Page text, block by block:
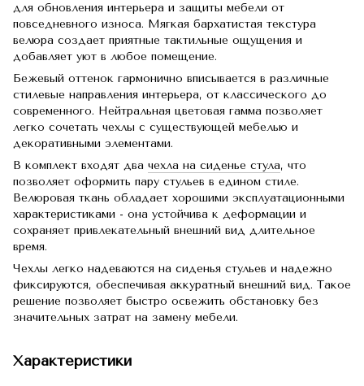
для обновления интерьера и защиты мебели от
повседневного износа. Мягкая бархатистая текстура
велюра создает приятные тактильные ощущения и
добавляет уют в любое помещение.
Бежевый оттенок гармонично вписывается в различные
стилевые направления интерьера, от классического до
современного. Нейтральная цветовая гамма позволяет
легко сочетать чехлы с существующей мебелью и
декоративными элементами.
В комплект входят два чехла на сиденье стула, что
позволяет оформить пару стульев в едином стиле.
Велюровая ткань обладает хорошими эксплуатационными
характеристиками - она устойчива к деформации и
сохраняет привлекательный внешний вид длительное
время.
Чехлы легко надеваются на сиденья стульев и надежно
фиксируются, обеспечивая аккуратный внешний вид. Такое
решение позволяет быстро освежить обстановку без
значительных затрат на замену мебели.
Характеристики